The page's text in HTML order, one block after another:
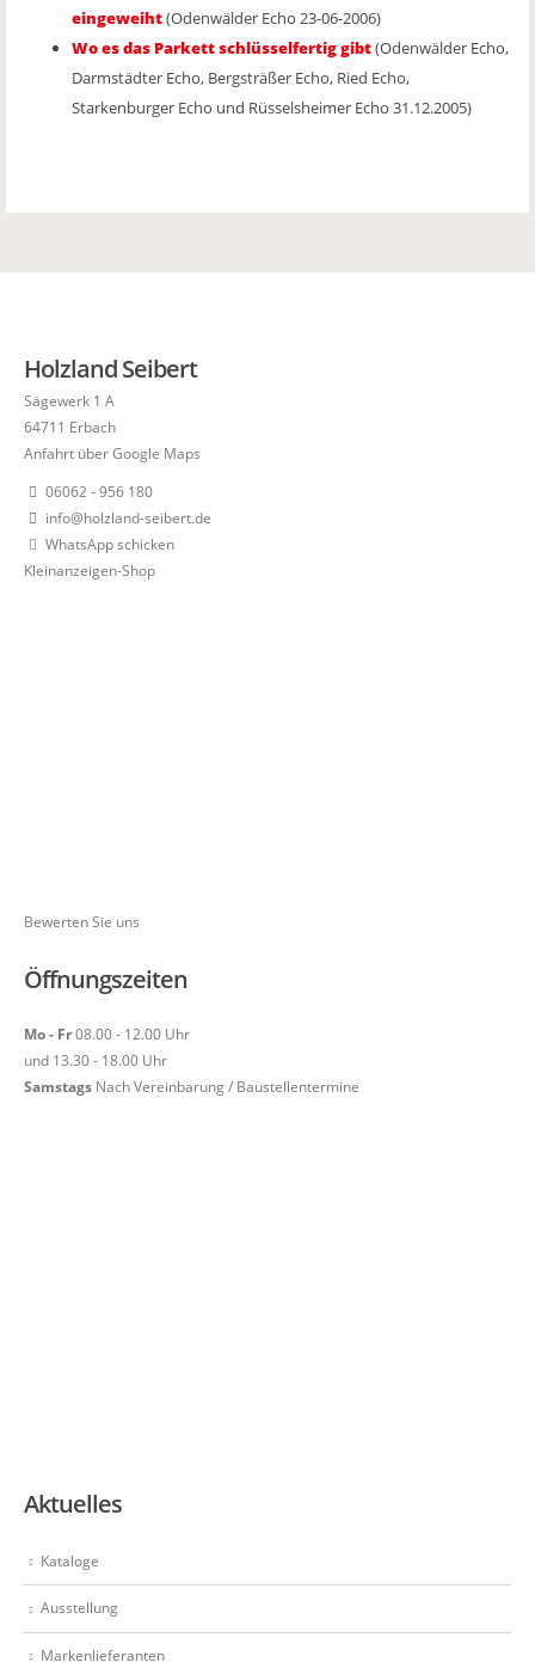
eingeweiht(Odenwälder Echo 23-06-2006)
Wo es das Parkett schlüsselfertig gibt(Odenwälder Echo,
Darmstädter Echo, Bergsträßer Echo, Ried Echo,
Starkenburger Echo und Rüsselsheimer Echo 31.12.2005)
Holzland Seibert
Sägewerk 1 A
64711 Erbach
Anfahrt über Google Maps
06062 - 956 180
info@holzland-seibert.de
WhatsApp schicken
Kleinanzeigen-Shop
Bewerten Sie uns
Öffnungszeiten
Mo - Fr08.00 - 12.00 Uhr
und 13.30 - 18.00 Uhr
Samstags Nach Vereinbarung / Baustellentermine
Aktuelles
Kataloge
Ausstellung
Markenlieferanten